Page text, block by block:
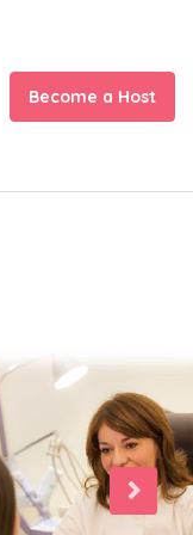
Become a Host